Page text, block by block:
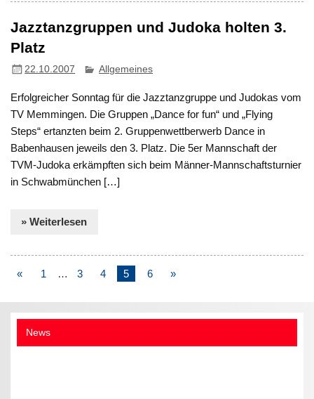
Jazztanzgruppen und Judoka holten 3.
Platz
22.10.2007 Allgemeines
Erfolgreicher Sonntag für die Jazztanzgruppe und Judokas vom
TV Memmingen. Die Gruppen „Dance for fun“ und „Flying
Steps“ ertanzten beim 2. Gruppenwettberwerb Dance in
Babenhausen jeweils den 3. Platz. Die 5er Mannschaft der
TVM-Judoka erkämpften sich beim Männer-Mannschaftsturnier
in Schwabmünchen […]
» Weiterlesen
« 1 … 3 4 5 6 »
News